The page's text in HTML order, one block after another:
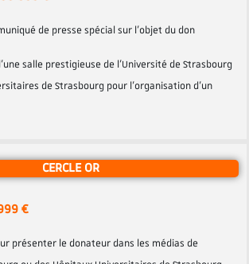
de presse spécial sur l’objet du don
salle prestigieuse de l’Université de Strasbourg
de Strasbourg pour l’organisation d’un
CERCLE OR
€
présenter le donateur dans les médias de